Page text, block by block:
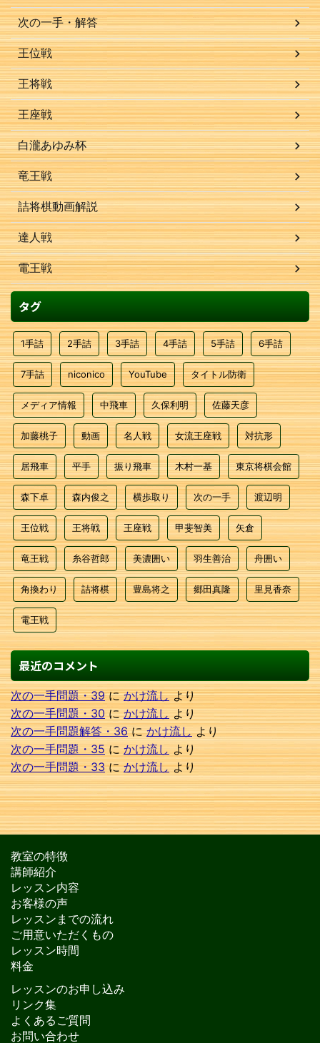
次の一手・解答
王位戦
王将戦
王座戦
白瀧あゆみ杯
竜王戦
詰将棋動画解説
達人戦
電王戦
タグ
1手詰 2手詰 3手詰 4手詰 5手詰 6手詰
7手詰 niconico YouTube タイトル防衛
メディア情報 中飛車 久保利明 佐藤天彦
加藤桃子 動画 名人戦 女流王座戦 対抗形
居飛車 平手 振り飛車 木村一基 東京将棋会館
森下卓 森内俊之 横歩取り 次の一手 渡辺明
王位戦 王将戦 王座戦 甲斐智美 矢倉
竜王戦 糸谷哲郎 美濃囲い 羽生善治 舟囲い
角換わり 詰将棋 豊島将之 郷田真隆 里見香奈
電王戦
最近のコメント
次の一手問題・39にかけ流しより
次の一手問題・30にかけ流しより
次の一手問題解答・36にかけ流しより
次の一手問題・35にかけ流しより
次の一手問題・33にかけ流しより
教室の特徴
講師紹介
レッスン内容
お客様の声
レッスンまでの流れ
ご用意いただくもの
レッスン時間
料金
レッスンのお申し込み
リンク集
よくあるご質問
お問い合わせ